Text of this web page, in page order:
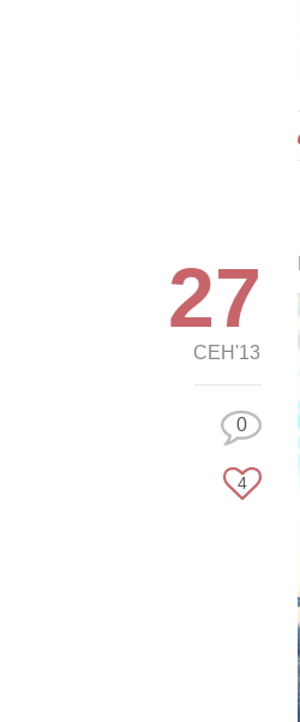
27
СЕН'13
0
4